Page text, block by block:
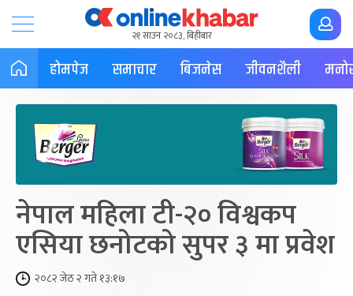
२१ साउन २०८३, बिहीबार
होमपेज समाचार बिजनेस जीवनशैली
नेपाल महिला टी-२० विश्वकप
एसिया छनोटको सुपर ३ मा प्रवेश
२०८२ जेठ २ गते १३:१७